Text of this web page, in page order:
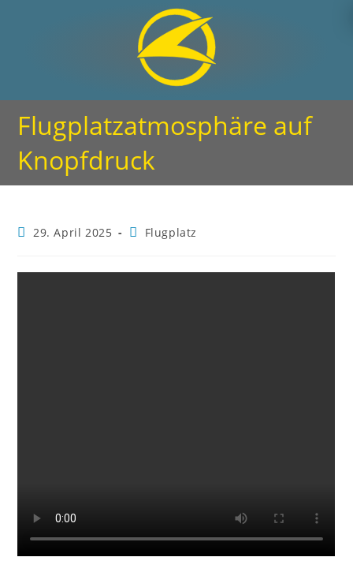
Flugplatzatmosphäre auf
Knopfdruck
29. April 2025 Flugplatz